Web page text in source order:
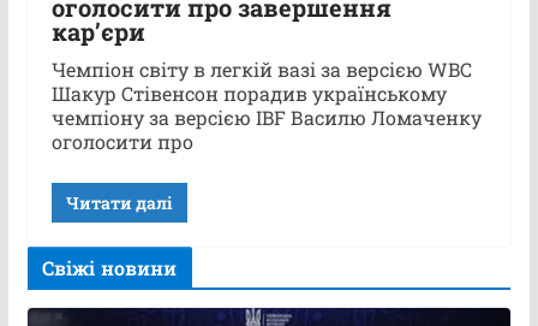
оголосити про завершення
кар’єри
Чемпіон світу в легкій вазі за версією WBC
Шакур Стівенсон порадив українському
чемпіону за версією IBF Василю Ломаченку
оголосити про
Читати далі
Свіжі новини